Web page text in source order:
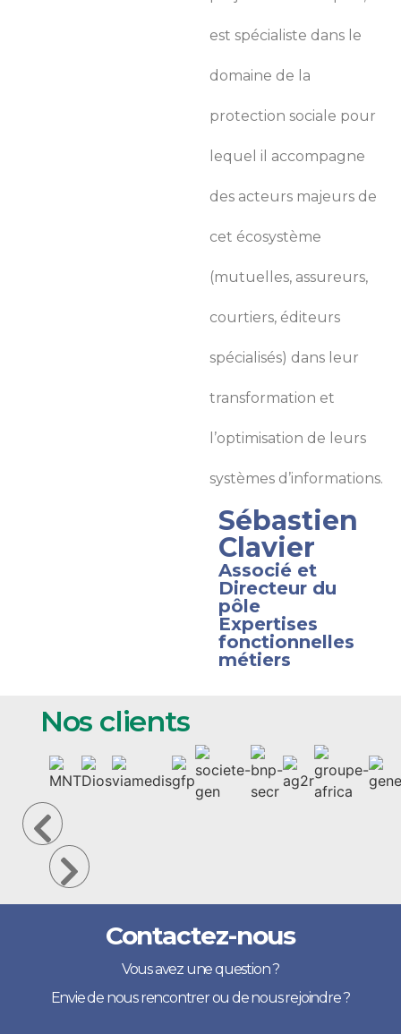
est spécialiste dans le
domaine de la
protection sociale pour
lequel il accompagne
des acteurs majeurs de
cet écosystème
(mutuelles, assureurs,
courtiers, éditeurs
spécialisés) dans leur
transformation et
l’optimisation de leurs
systèmes d’informations.
Sébastien
Clavier​
Associé et
Directeur du
pôle
Expertises
fonctionnelles
métiers
Nos clients
Contactez-nous
Vous avez une question ?
Envie de nous rencontrer ou de nous rejoindre ?